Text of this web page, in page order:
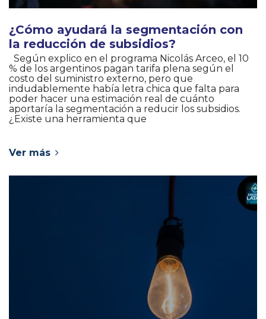
¿Cómo ayudará la segmentación con
la reducción de subsidios?
Según explico en el programa Nicolás Arceo, el 10
% de los argentinos pagan tarifa plena según el
costo del suministro externo, pero que
indudablemente había letra chica que falta para
poder hacer una estimación real de cuánto
aportaría la segmentación a reducir los subsidios.
¿Existe una herramienta que
Ver más